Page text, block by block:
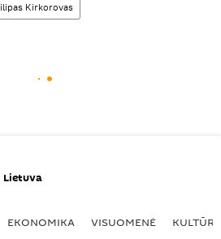
Kirkorovas
Lietuva
EKONOMIKA VISUOMENĖ KULTŪRA